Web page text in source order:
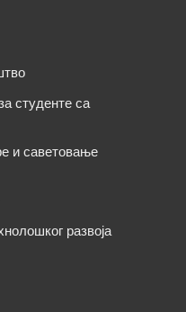
студенте са
и саветовање
развоја